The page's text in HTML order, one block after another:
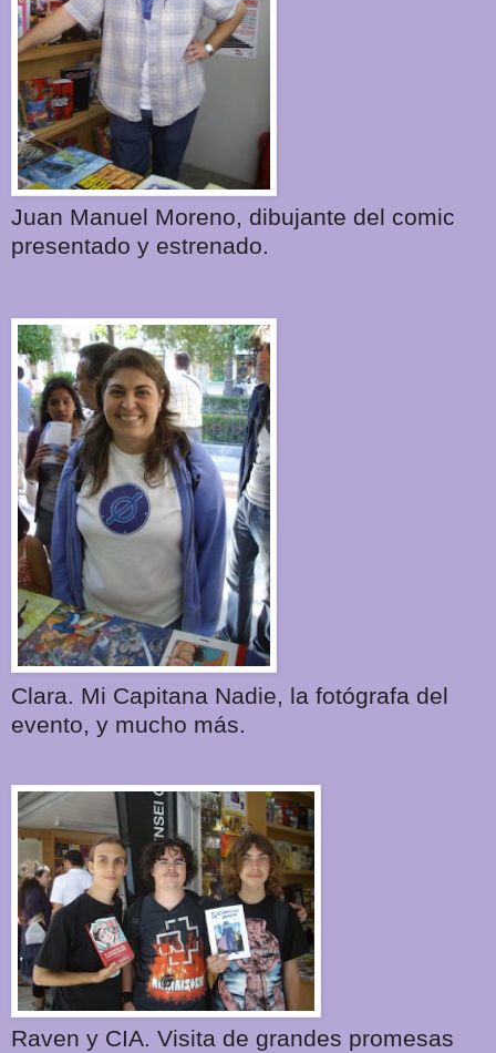
Juan Manuel Moreno, dibujante del comic
presentado y estrenado.
Clara. Mi Capitana Nadie, la fotógrafa del
evento, y mucho más.
Raven y CIA. Visita de grandes promesas